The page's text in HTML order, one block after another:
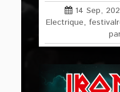
14 Sep,
Electrique,